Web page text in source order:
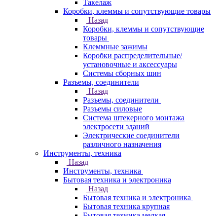
Такелаж
Коробки, клеммы и сопутствующие товары
Назад
Коробки, клеммы и сопутствующие
товары
Клеммные зажимы
Коробки распределительные/
установочные и аксессуары
Системы сборных шин
Разъемы, соединители
Назад
Разъемы, соединители
Разъемы силовые
Система штекерного монтажа
электросети зданий
Электрические соединители
различного назначения
Инструменты, техника
Назад
Инструменты, техника
Бытовая техника и электроника
Назад
Бытовая техника и электроника
Бытовая техника крупная